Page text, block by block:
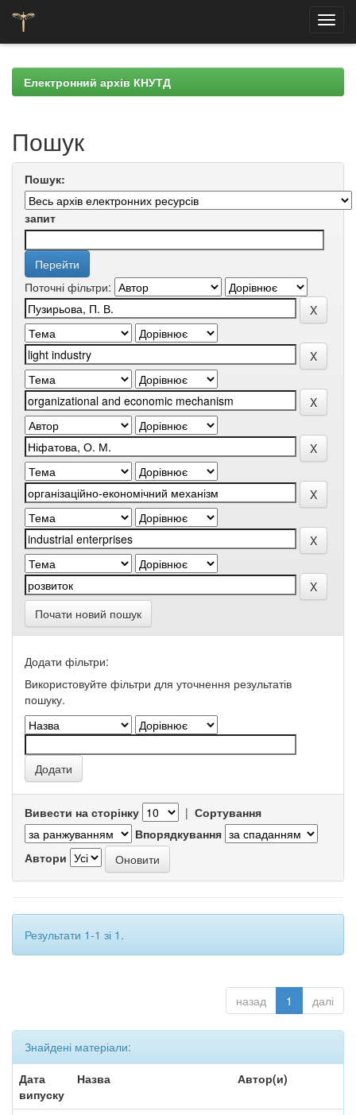
navigationЕлектронний архів КНУТД
Пошук
Пошук:
запит
Поточні фільтри:
Почати новий пошук
Додати фільтри:
Використовуйте фільтри для уточнення результатів
пошуку.
Вивести на сторінку | Сортування
Впорядкування
Автори
Результати 1-1 зі 1.
назад 1 далі
Знайдені матеріали:
Дата
випуску
Назва Автор(и)